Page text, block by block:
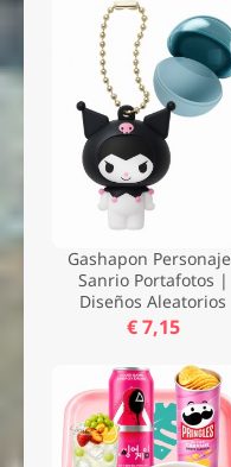
Gashapon
Sanrio Portafotos |
Diseños Aleatorios
€ 7,15